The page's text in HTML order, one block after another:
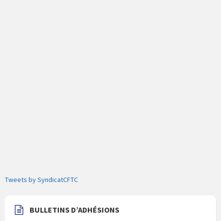
Tweets by SyndicatCFTC
BULLETINS D’ADHÉSIONS